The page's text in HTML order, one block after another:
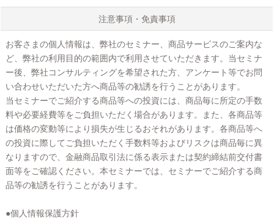
注意事項・免責事項
お客さまの個人情報は、弊社のセミナー、商品サービスのご案内な
ど、弊社の利用目的の範囲内で利用させていただきます。当セミナ
ー後、弊社コンサルティングを希望された方、アンケート等でお問
い合わせいただいた方へ商品等の勧誘を行うことがあります。
当セミナーでご紹介する商品等への投資には、商品毎に所定の手数
料や必要経費等をご負担いただく場合があります。また、各商品等
は価格の変動等により損失が生じるおそれがあります。各商品等へ
の投資に際してご負担いただく手数料等およびリスクは商品毎に異
なりますので、金融商品取引法に係る表示または契約締結前交付書
面等をご確認ください。本セミナーでは、セミナーでご紹介する商
品等の勧誘を行うことがあります。
●個人情報保護方針